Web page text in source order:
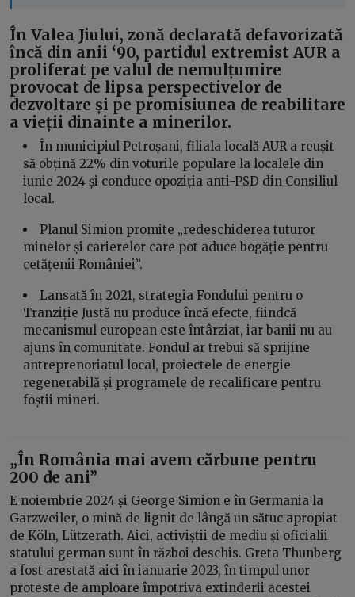
În Valea Jiului, zonă declarată defavorizată
încă din anii ‘90, partidul extremist AUR a
proliferat pe valul de nemulțumire
provocat de lipsa perspectivelor de
dezvoltare și pe promisiunea de reabilitare
a vieții dinainte a minerilor.
În municipiul Petroșani, filiala locală AUR a reușit
să obțină 22% din voturile populare la localele din
iunie 2024 și conduce opoziția anti-PSD din Consiliul
local.
Planul Simion promite „redeschiderea tuturor
minelor și carierelor care pot aduce bogăție pentru
cetățenii României”.
Lansată în 2021, strategia Fondului pentru o
Tranziție Justă nu produce încă efecte, fiindcă
mecanismul european este întârziat, iar banii nu au
ajuns în comunitate. Fondul ar trebui să sprijine
antreprenoriatul local, proiectele de energie
regenerabilă și programele de recalificare pentru
foștii mineri.
„În România mai avem cărbune pentru
200 de ani”
E noiembrie 2024 și George Simion e în Germania la
Garzweiler, o mină de lignit de lângă un sătuc apropiat
de Köln, Lützerath. Aici, activiștii de mediu și oficialii
statului german sunt în război deschis. Greta Thunberg
a fost arestată aici în ianuarie 2023, în timpul unor
proteste de amploare împotriva extinderii acestei